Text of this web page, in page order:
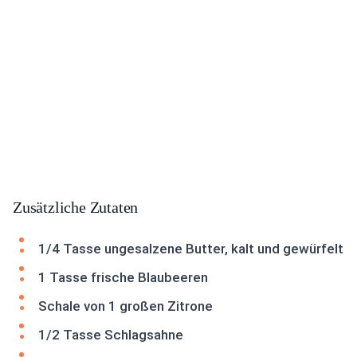
Zusätzliche Zutaten
1/4 Tasse ungesalzene Butter, kalt und gewürfelt
1 Tasse frische Blaubeeren
Schale von 1 großen Zitrone
1/2 Tasse Schlagsahne